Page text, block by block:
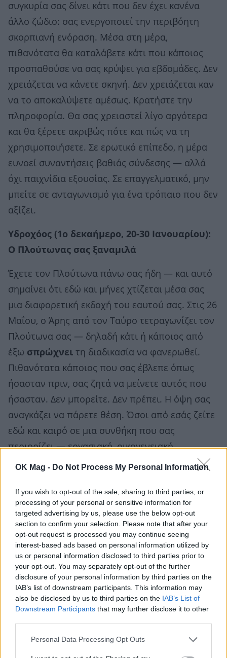
OK Mag - Do Not Process My Personal Information
If you wish to opt-out of the sale, sharing to third parties, or
processing of your personal or sensitive information for
targeted advertising by us, please use the below opt-out
section to confirm your selection. Please note that after your
opt-out request is processed you may continue seeing
interest-based ads based on personal information utilized by
us or personal information disclosed to third parties prior to
your opt-out. You may separately opt-out of the further
disclosure of your personal information by third parties on the
IAB’s list of downstream participants. This information may
also be disclosed by us to third parties on the IAB’s List of
Downstream Participants that may further disclose it to other
Personal Data Processing Opt Outs
συγκυρία σας δίνει κάτι που δεν έχει κανένα
άλλο ζώδιο: σας ενεργοποιεί την περιβόητη
σκορπιανή ενόραση. Μέσα στη μέρα,
πιθανότατα θα καταλάβετε κάτι που κάποιος
προσπαθούσε να σας κρύψει για εβδομάδες. Δεν
χρειάζεται να κάνετε σκηνή. Δεν χρειάζεται καν
να το αποκαλύψετε αμέσως. Κρατήστε την
πληροφορία. Θα σας χρειαστεί λίγο αργότερα
και θα ξέρετε ακριβώς πότε και πώς να τη
χρησιμοποιήσετε. Σε ερωτικό επίπεδο, η μέρα
ευνοεί συναντήσεις βαθιάς σύνδεσης — αλλά
όχι παιχνίδια εξουσίας. Σε επαγγελματικό, μην
μπείτε σε ανταγωνισμό για ένα τρόπαιο που δεν
αξίζει.
Υδροχόος (1ο δεκαήμερο, 20-30 Ιανουαρίου):
Ο Πλούτωνας σας ξαναμιλά
Έχετε τον Πλούτωνα πάνω σας ήδη — και αυτό
σημαίνει ότι εδώ και μήνες χτίζεται μέσα σας
μια διαφορετική εκδοχή του εαυτού σας. Στις 26
Μαΐου, ο Άρης από τον Ταύρο τετραγωνίζει τον
Πλούτωνα σας — δηλαδή κάτι ή κάποιος από
έξω σπρώχνει τη διαδικασία να φανερωθεί.
Πιθανότατα κάποιος που σας έβλεπε όπως
ήσασταν πριν, σας ζητά να μείνετε αυτός που
ήσασταν. Δεν μπορείτε. Δεν πρέπει. Η όψη σας
αναγκάζει να πάρετε θέση. Όσοι από εσάς ζείτε
εδώ και καιρό σε μια συνθήκη που σας
περιορίζει — εργασιακή, οικογενειακή,
συντροφική — η 26η Μαΐου είναι μια από τις
σπάσετε γέφυρες. Αρκεί να μη δεχτείτε να
κρατηθείτε εκεί που δεν ταιριάζετε πια.